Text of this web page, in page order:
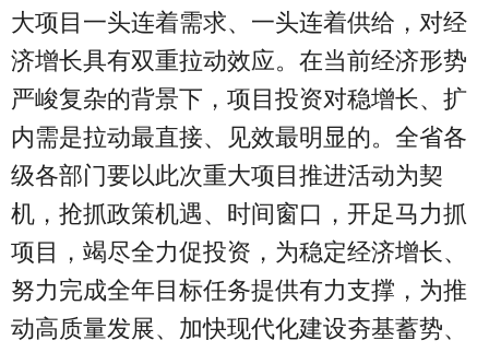
大项目一头连着需求、一头连着供给，对经
济增长具有双重拉动效应。在当前经济形势
严峻复杂的背景下，项目投资对稳增长、扩
内需是拉动最直接、见效最明显的。全省各
级各部门要以此次重大项目推进活动为契
机，抢抓政策机遇、时间窗口，开足马力抓
项目，竭尽全力促投资，为稳定经济增长、
努力完成全年目标任务提供有力支撑，为推
动高质量发展、加快现代化建设夯基蓄势、